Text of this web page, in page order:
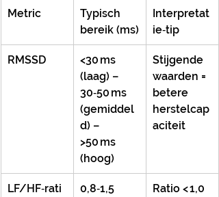
Metric
Typisch
bereik (ms)
Interpretat
ie‑tip
RMSSD
<30 ms
(laag) –
30‑50 ms
(gemiddel
d) –
>50 ms
(hoog)
Stijgende
waarden =
betere
herstelcap
aciteit
LF/HF‑rati
0,8‑1,5
Ratio < 1,0